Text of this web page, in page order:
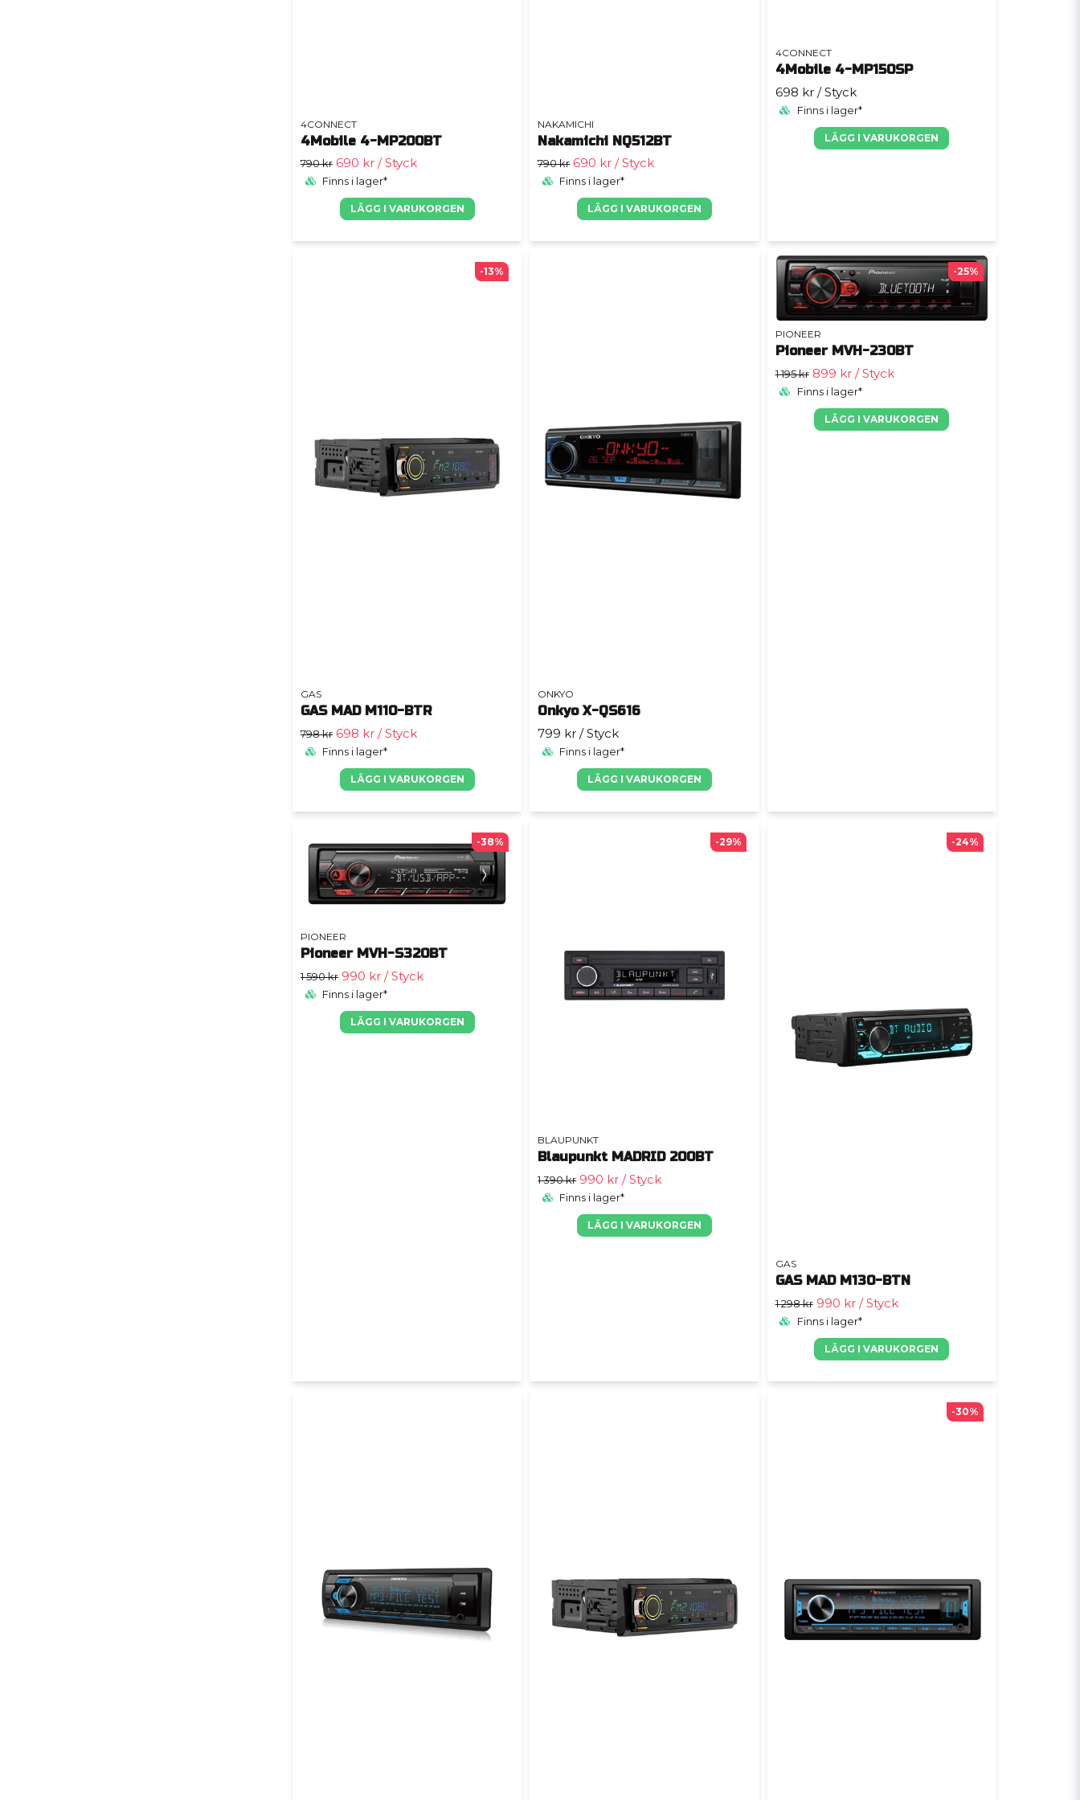
4CONNECT
4Mobile 4-MP200BT
790 kr 690 kr / Styck
Finns i lager*
LÄGG I VARUKORGEN
NAKAMICHI
Nakamichi NQ512BT
790 kr 690 kr / Styck
Finns i lager*
LÄGG I VARUKORGEN
4CONNECT
4Mobile 4-MP150SP
698 kr / Styck
Finns i lager*
LÄGG I VARUKORGEN
GAS
GAS MAD M110-BTR
798 kr 698 kr / Styck
Finns i lager*
LÄGG I VARUKORGEN
-13%
ONKYO
Onkyo X-QS616
799 kr / Styck
Finns i lager*
LÄGG I VARUKORGEN
PIONEER
Pioneer MVH-230BT
1 195 kr 899 kr / Styck
Finns i lager*
LÄGG I VARUKORGEN
-25%
PIONEER
Pioneer MVH-S320BT
1 590 kr 990 kr / Styck
Finns i lager*
LÄGG I VARUKORGEN
-38%
BLAUPUNKT
Blaupunkt MADRID 200BT
1 390 kr 990 kr / Styck
Finns i lager*
LÄGG I VARUKORGEN
-29%
GAS
GAS MAD M130-BTN
1 298 kr 990 kr / Styck
Finns i lager*
LÄGG I VARUKORGEN
-24%
-30%